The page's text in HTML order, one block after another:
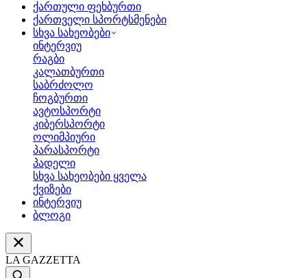
ქართული ფეხბურთი
ქართველი სპორტსმენები
სხვა სახეობები
ინტერვიუ
რაგბი
კალათბურთი
საბრძოლო
ჩოგბურთი
ავტოსპორტი
კიბერსპორტი
ოლიმპიური
პარასპორტი
პადელი
სხვა სახეობები ყველა
ქვიზები
ინტერვიუ
ბლოგი
LA GAZZETTA